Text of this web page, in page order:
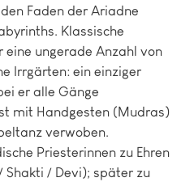
Faden der Ariadne
Klassische
ungerade Anzahl von
Irrgärten: ein einziger
er alle Gänge
mit Handgesten (Mudras)
verwoben.
Priesterinnen zu Ehren
/ Devi); später zu